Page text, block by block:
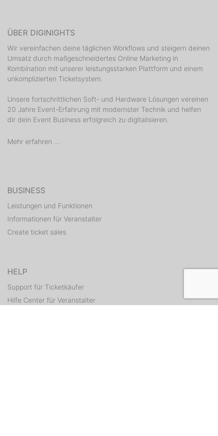
ÜBER DIGINIGHTS
Wir vereinfachen deine täglichen Workflows und steigern deinen
Umsatz durch maßgeschneidertes Online Marketing in
Kombination mit unserer leistungsstarken Plattform und einem
unkomplizierten Ticketsystem.
Unsere fortschrittlichen Soft- und Hardware Lösungen vereinen
20 Jahre Event-Erfahrung mit modernster Technik und helfen
dir dein Event Business erfolgreich zu digitalisieren.
Mehr erfahren ...
BUSINESS
Leistungen und Funktionen
Informationen für Veranstalter
Create ticket sales
HELP
Support für Ticketkäufer
Hilfe Center für Veranstalter